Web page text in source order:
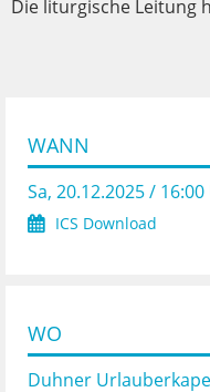
Die liturgische Leitung
WANN
Sa, 20.12.2025 /
ICS Download
WO
Duhner